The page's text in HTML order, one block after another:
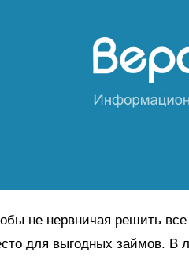
не нервничая решить
для выгодных займов. В